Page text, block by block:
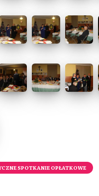
SPOTKANIE OPŁATKOWE